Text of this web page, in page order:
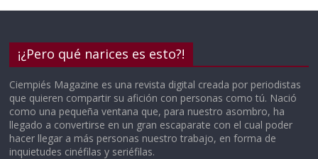
¡¿Pero qué narices es esto?!
Ciempiés Magazine es una revista digital creada por periodistas
que quieren compartir su afición con personas como tú. Nació
como una pequeña ventana que, para nuestro asombro, ha
llegado a convertirse en un gran escaparate con el cual poder
hacer llegar a más personas nuestro trabajo, en forma de
inquietudes cinéfilas y seriéfilas.